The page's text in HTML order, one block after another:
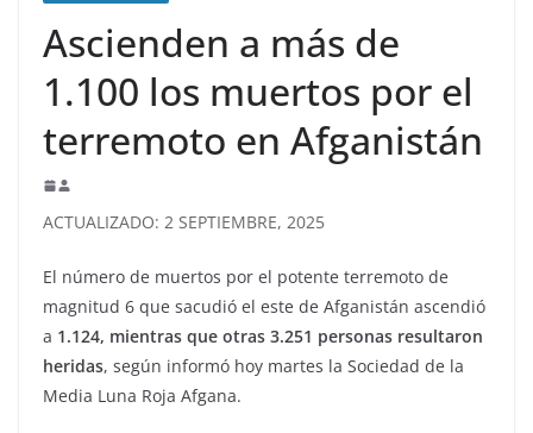
Ascienden a más de
1.100 los muertos por el
terremoto en Afganistán
ACTUALIZADO: 2 SEPTIEMBRE, 2025
El número de muertos por el potente terremoto de
magnitud 6 que sacudió el este de Afganistán ascendió
a 1.124, mientras que otras 3.251 personas resultaron
heridas, según informó hoy martes la Sociedad de la
Media Luna Roja Afgana.